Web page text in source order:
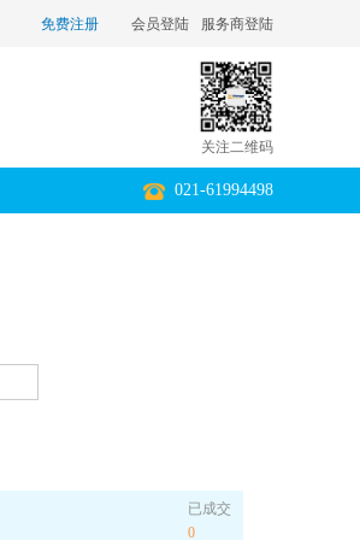
免费注册 会员登陆 服务商登陆
关注二维码
021-61994498
已成交
0